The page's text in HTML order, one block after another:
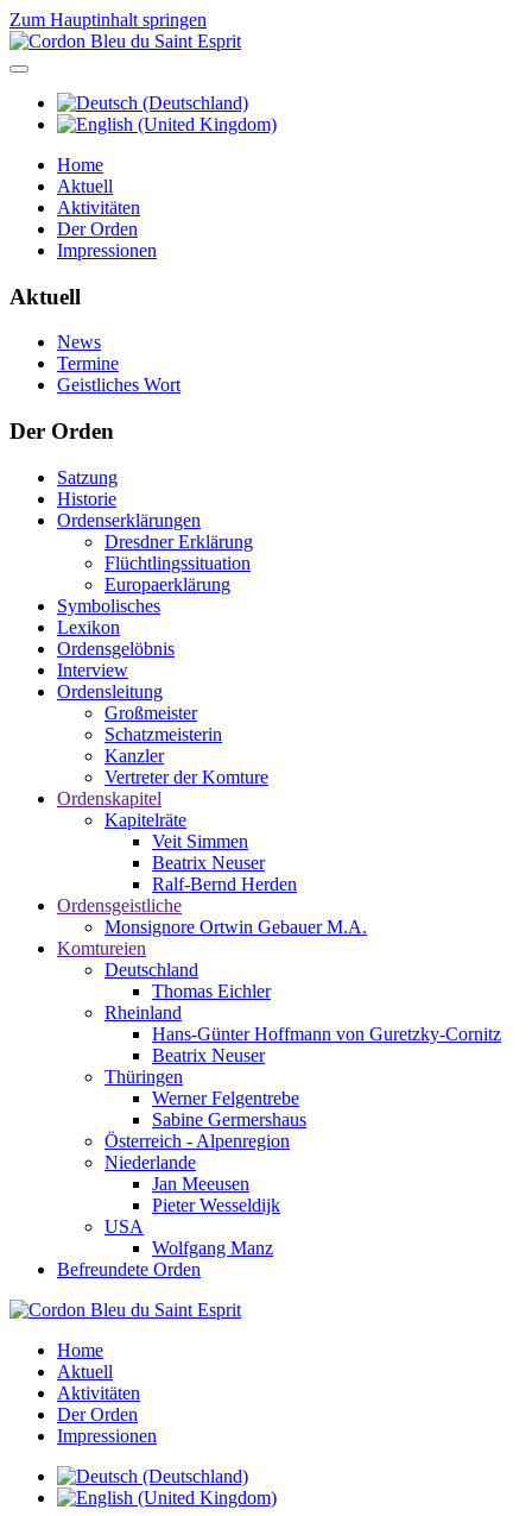
Zum Hauptinhalt springen
Home
Aktuell
Aktivitäten
Der Orden
Impressionen
Aktuell
News
Termine
Geistliches Wort
Der Orden
Satzung
Historie
Ordenserklärungen
Dresdner Erklärung
Flüchtlingssituation
Europaerklärung
Symbolisches
Lexikon
Ordensgelöbnis
Interview
Ordensleitung
Großmeister
Schatzmeisterin
Kanzler
Vertreter der Komture
Ordenskapitel
Kapitelräte
Veit Simmen
Beatrix Neuser
Ralf-Bernd Herden
Ordensgeistliche
Monsignore Ortwin Gebauer M.A.
Komtureien
Deutschland
Thomas Eichler
Rheinland
Hans-Günter Hoffmann von Guretzky-Cornitz
Beatrix Neuser
Thüringen
Werner Felgentrebe
Sabine Germershaus
Österreich - Alpenregion
Niederlande
Jan Meeusen
Pieter Wesseldijk
USA
Wolfgang Manz
Befreundete Orden
Home
Aktuell
Aktivitäten
Der Orden
Impressionen